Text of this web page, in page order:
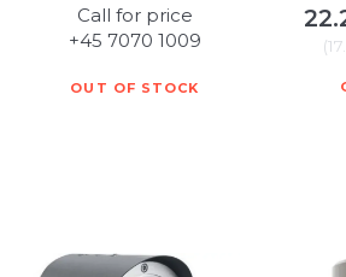
Call for price
+45 7070 1009
OUT OF STOCK
(